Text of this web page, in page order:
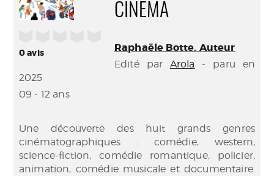
0avis
CINÉMA
Raphaële Botte. Auteur
Edité par Arola - paru en
2025
09 - 12 ans
Une découverte des huit grands genres
cinématographiques : comédie, western,
science-fiction, comédie romantique, policier,
animation, comédie musicale et documentaire.